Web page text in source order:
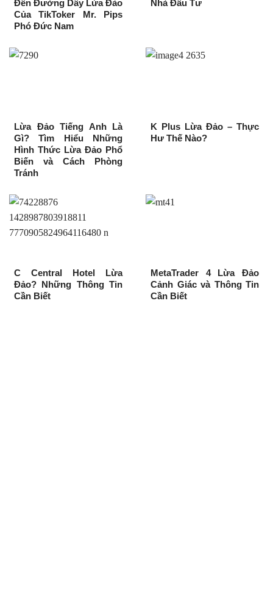
Đến Đường Dây Lừa Đảo
Của TikToker Mr. Pips
Phó Đức Nam
Nhà Đầu Tư
Lừa Đảo Tiếng Anh Là
Gì? Tìm Hiểu Những
Hình Thức Lừa Đảo Phổ
Biến và Cách Phòng
Tránh
K Plus Lừa Đảo – Thực
Hư Thế Nào?
C Central Hotel Lừa
Đảo? Những Thông Tin
Cần Biết
MetaTrader 4 Lừa Đảo
Cảnh Giác và Thông Tin
Cần Biết